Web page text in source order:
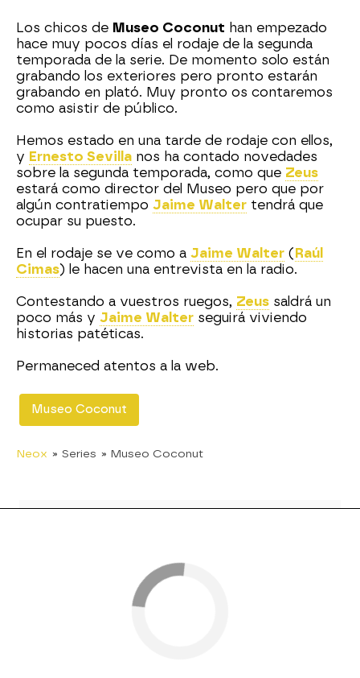
Los chicos de Museo Coconut han empezado
hace muy pocos días el rodaje de la segunda
temporada de la serie. De momento solo están
grabando los exteriores pero pronto estarán
grabando en plató. Muy pronto os contaremos
como asistir de público.
Hemos estado en una tarde de rodaje con ellos,
y Ernesto Sevilla nos ha contado novedades
sobre la segunda temporada, como que Zeus
estará como director del Museo pero que por
algún contratiempo Jaime Walter tendrá que
ocupar su puesto.
En el rodaje se ve como a Jaime Walter (Raúl
Cimas) le hacen una entrevista en la radio.
Contestando a vuestros ruegos, Zeus saldrá un
poco más y Jaime Walter seguirá viviendo
historias patéticas.
Permaneced atentos a la web.
Museo Coconut
Neox » Series » Museo Coconut